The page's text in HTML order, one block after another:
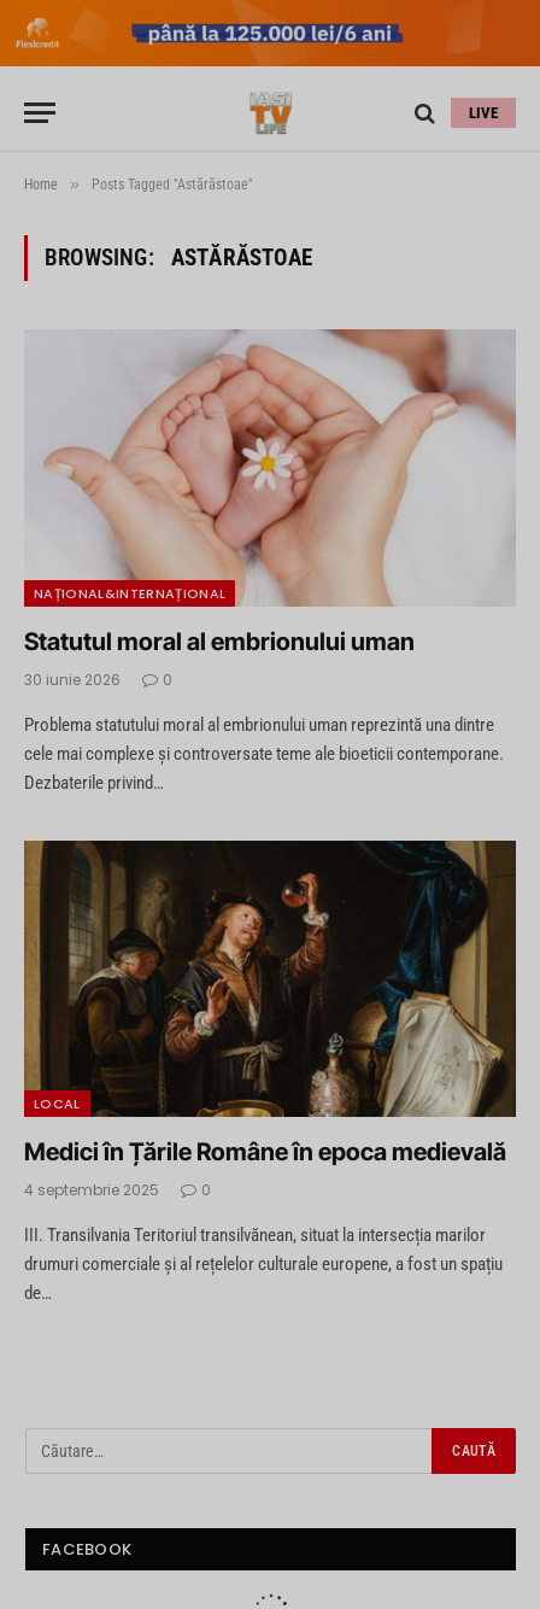
LIVE
Home » Posts Tagged "Astărăstoae"
BROWSING: ASTĂRĂSTOAE
NAȚIONAL&INTERNAȚIONAL
Statutul moral al embrionului uman
30 iunie 2026 0
Problema statutului moral al embrionului uman reprezintă una dintre
cele mai complexe și controversate teme ale bioeticii contemporane.
Dezbaterile privind…
LOCAL
Medici în Țările Române în epoca medievală
4 septembrie 2025 0
III. Transilvania Teritoriul transilvănean, situat la intersecția marilor
drumuri comerciale și al rețelelor culturale europene, a fost un spațiu
de…
FACEBOOK